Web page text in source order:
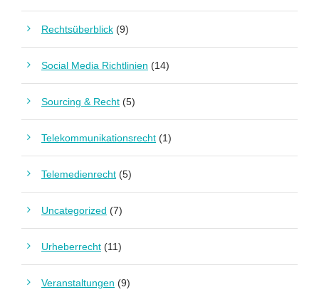
Rechtsüberblick (9)
Social Media Richtlinien (14)
Sourcing & Recht (5)
Telekommunikationsrecht (1)
Telemedienrecht (5)
Uncategorized (7)
Urheberrecht (11)
Veranstaltungen (9)